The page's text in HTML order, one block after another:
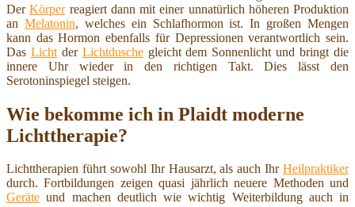
DerKörperreagiert dann mit einer unnatürlich höheren Produktion
an Melatonin, welches ein Schlafhormon ist. In großen Mengen
kann das Hormon ebenfalls für Depressionen verantwortlich sein.
Das Lichtder Lichtduschegleicht dem Sonnenlicht und bringt die
innere Uhr wieder in den richtigen Takt. Dies lässt den
Serotoninspiegel steigen.
Wie bekomme ich in Plaidt moderne
Lichttherapie?
Lichttherapien führt sowohl Ihr Hausarzt, als auch Ihr Heilpraktiker
durch. Fortbildungen zeigen quasi jährlich neuere Methoden und
Geräte und machen deutlich wie wichtig Weiterbildung auch in